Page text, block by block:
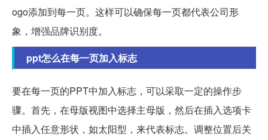
ogo添加到每一页。这样可以确保每一页都代表公司形
象，增强品牌识别度。
ppt怎么在每一页加入标志
要在每一页的PPT中加入标志，可以采取一定的操作步
骤。首先，在母版视图中选择主母版，然后在插入选项卡
中插入任意形状，如太阳型，来代表标志。调整位置后关